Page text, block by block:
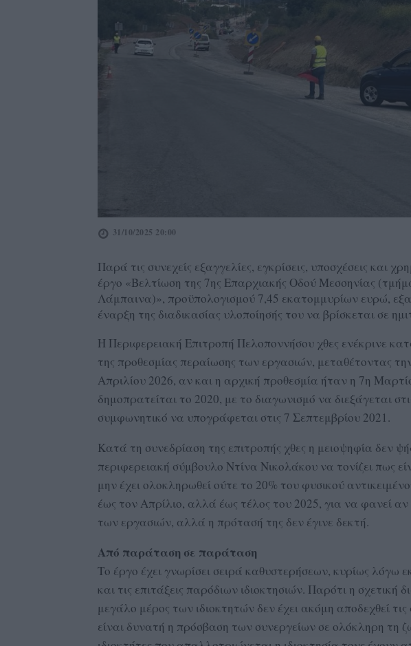
31/10/2025 20:00
Παρά τις συνεχείς εξαγγελίες, εγκρίσεις, υποσχέσεις και
έργο «Βελτίωση της 7ης Επαρχιακής Οδού Μεσσηνίας
Λάμπαινα)», προϋπολογισμού 7,45 εκατομμυρίων ευρώ,
έναρξη της διαδικασίας υλοποίησής του να βρίσκεται σε
Η Περιφερειακή Επιτροπή Πελοποννήσου χθες ενέκρινε
της προθεσμίας περαίωσης των εργασιών, μεταθέτοντας
Απριλίου 2026, αν και η αρχική προθεσμία ήταν η 7η
δημοπρατείται το 2020, με το διαγωνισμό να διεξάγεται
συμφωνητικό να υπογράφεται στις 7 Σεπτεμβρίου 2021.
Κατά τη συνεδρίαση της επιτροπής χθες η μειοψηφία δεν
περιφερειακή σύμβουλο Ντίνα Νικολάκου να τονίζει πως
μην έχει ολοκληρωθεί ούτε το 20% του φυσικού
έως τον Απρίλιο, αλλά έως τέλος του 2025, για να φανεί
των εργασιών, αλλά η πρότασή της δεν έγινε δεκτή.
Από παράταση σε παράταση
Το έργο έχει γνωρίσει σειρά καθυστερήσεων, κυρίως λόγω
και τις επιτάξεις παρόδιων ιδιοκτησιών. Παρότι η σχετική
μεγάλο μέρος των ιδιοκτητών δεν έχει ακόμη αποδεχθεί
είναι δυνατή η πρόσβαση των συνεργείων σε ολόκληρη τη